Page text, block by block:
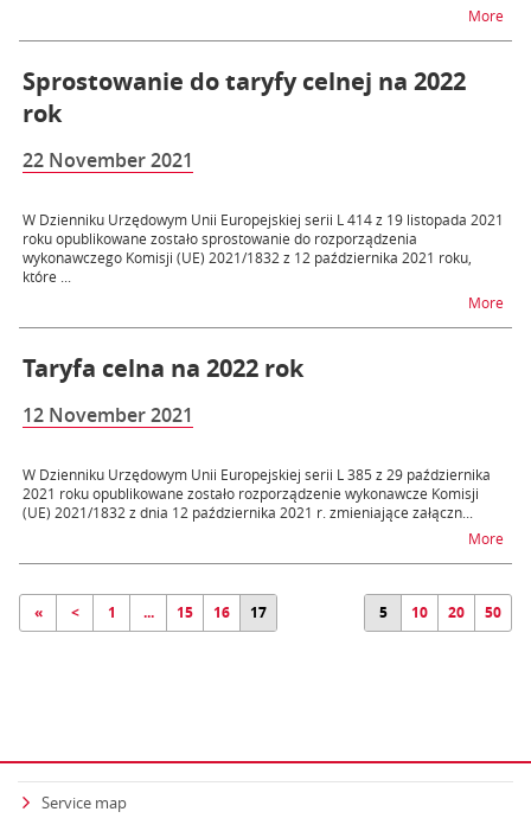
Morena
Sprostowanie do taryfy celnej na 2022
rok
22 November 2021
W Dzienniku Urzędowym Unii Europejskiej serii L 414 z 19 listopada 2021
roku opublikowane zostało sprostowanie do rozporządzenia
wykonawczego Komisji (UE) 2021/1832 z 12 października 2021 roku,
które ...
Morena
Taryfa celna na 2022 rok
12 November 2021
W Dzienniku Urzędowym Unii Europejskiej serii L 385 z 29 października
2021 roku opublikowane zostało rozporządzenie wykonawcze Komisji
(UE) 2021/1832 z dnia 12 października 2021 r. zmieniające załączn...
Morena
« < 1 ... 15 16 17 5 10 20 50
Service map